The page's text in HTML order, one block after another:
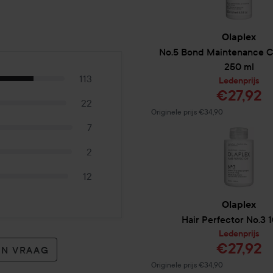
113
22
7
2
12
VRAAG
No.9 Bond Protector
BELANGRIJKSTE
Verbetert de
Beschermt de kleur en
232 ºC hittebescherming
vermindert. Daarnaast
zich aan het haar hechten
uur tegen vervuiling.
INGREDIËNTEN
PVP: Een flexibel
Cetrimoniumchloride:
Olaplex
No.5 Bond Maintenance
250 ml
Ledenprijs
€27,92
Originele prijs €34,90
Normale prijs €34,90
Olaplex
Hair Perfector No.3
Ledenprijs
€27,92
Originele prijs €34,90
Normale prijs €34,90